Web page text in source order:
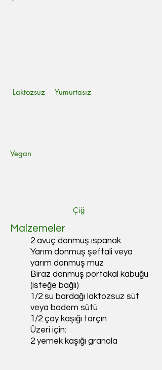
Laktozsuz Yumurtasız
Vegan
Çiğ
Malzemeler
2 avuç donmuş ıspanak
Yarım donmuş şeftali veya
yarım donmuş muz
Biraz donmuş portakal kabuğu
(isteğe bağlı)
1/2 su bardağı laktozsuz süt
veya badem sütü
1/2 çay kaşığı tarçın
Üzeri için:
2 yemek kaşığı granola